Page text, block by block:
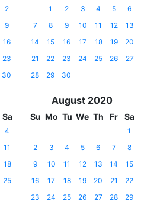
2
9
16
23
30
1 2 3 4 5
6
7
8 9 10 11 12
13
14
15 16 17 18 19
20
21
22 23 24 25 26
27
28
29 30
Sa
4
11
18
25
August 2020
Su Mo Tu We Th Fr Sa
1
2
3 4 5 6 7
8
9
10 11 12 13 14
15
16
17 18 19 20 21
22
23
24 25 26 27 28 29